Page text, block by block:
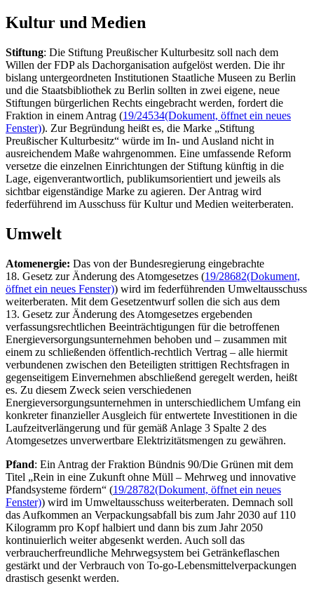
Kultur und Medien
Stiftung: Die Stiftung Preußischer Kulturbesitz soll nach dem
Willen der FDP als Dachorganisation aufgelöst werden. Die ihr
bislang untergeordneten Institutionen Staatliche Museen zu Berlin
und die Staatsbibliothek zu Berlin sollten in zwei eigene, neue
Stiftungen bürgerlichen Rechts eingebracht werden, fordert die
Fraktion in einem Antrag (19/24534(Dokument, öffnet ein neues
Fenster)). Zur Begründung heißt es, die Marke „Stiftung
Preußischer Kulturbesitz“ würde im In- und Ausland nicht in
ausreichendem Maße wahrgenommen. Eine umfassende Reform
versetze die einzelnen Einrichtungen der Stiftung künftig in die
Lage, eigenverantwortlich, publikumsorientiert und jeweils als
sichtbar eigenständige Marke zu agieren. Der Antrag wird
federführend im Ausschuss für Kultur und Medien weiterberaten.
Umwelt
Atomenergie: Das von der Bundesregierung eingebrachte
18. Gesetz zur Änderung des Atomgesetzes (19/28682(Dokument,
öffnet ein neues Fenster)) wird im federführenden Umweltausschuss
weiterberaten. Mit dem Gesetzentwurf sollen die sich aus dem
13. Gesetz zur Änderung des Atomgesetzes ergebenden
verfassungsrechtlichen Beeinträchtigungen für die betroffenen
Energieversorgungsunternehmen behoben und – zusammen mit
einem zu schließenden öffentlich-rechtlich Vertrag – alle hiermit
verbundenen zwischen den Beteiligten strittigen Rechtsfragen in
gegenseitigem Einvernehmen abschließend geregelt werden, heißt
es. Zu diesem Zweck seien verschiedenen
Energieversorgungsunternehmen in unterschiedlichem Umfang ein
konkreter finanzieller Ausgleich für entwertete Investitionen in die
Laufzeitverlängerung und für gemäß Anlage 3 Spalte 2 des
Atomgesetzes unverwertbare Elektrizitätsmengen zu gewähren.
Pfand: Ein Antrag der Fraktion Bündnis 90/Die Grünen mit dem
Titel „Rein in eine Zukunft ohne Müll – Mehrweg und innovative
Pfandsysteme fördern“ (19/28782(Dokument, öffnet ein neues
Fenster)) wird im Umweltausschuss weiterberaten. Demnach soll
das Aufkommen an Verpackungsabfall bis zum Jahr 2030 auf 110
Kilogramm pro Kopf halbiert und dann bis zum Jahr 2050
kontinuierlich weiter abgesenkt werden. Auch soll das
verbraucherfreundliche Mehrwegsystem bei Getränkeflaschen
gestärkt und der Verbrauch von To-go-Lebensmittelverpackungen
drastisch gesenkt werden.